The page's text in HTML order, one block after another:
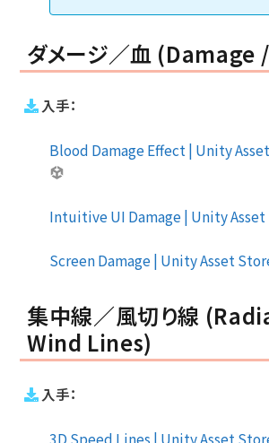
ダメージ／血 (Damage
入手：
Blood Damage Effect | Unity
Intuitive UI Damage | Unity
Screen Damage | Unity Asset
集中線／風切り線
Wind Lines)
入手：
3D Speed Lines | Unity Asset